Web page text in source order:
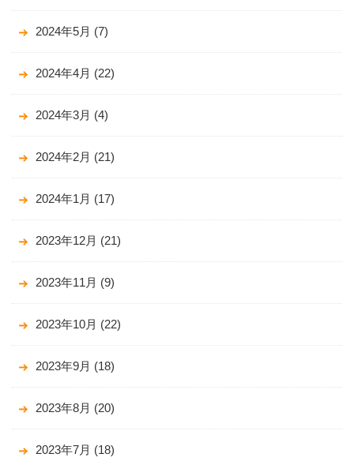
2024年5月 (7)
2024年4月 (22)
2024年3月 (4)
2024年2月 (21)
2024年1月 (17)
2023年12月 (21)
2023年11月 (9)
2023年10月 (22)
2023年9月 (18)
2023年8月 (20)
2023年7月 (18)